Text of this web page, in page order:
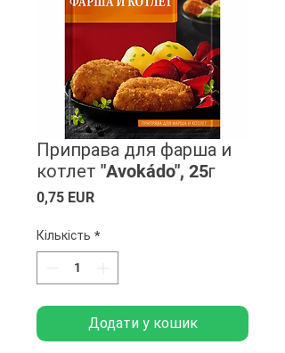
Приправа для фарша и
котлет "Avokádo", 25г
0,75 EURЦіна
Кількість *
Додати у кошик